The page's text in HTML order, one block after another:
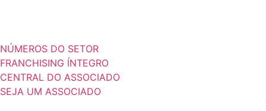
NÚMEROS DO SETOR
FRANCHISING ÍNTEGRO
CENTRAL DO ASSOCIADO
SEJA UM ASSOCIADO